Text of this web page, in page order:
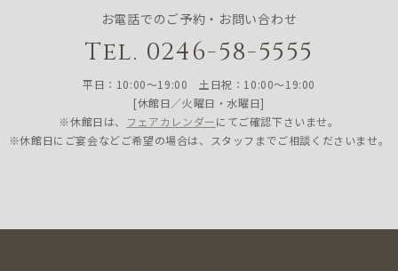
お電話でのご予約・お問い合わせ
Tel. 0246-58-5555
平日：10:00〜19:00 土日祝：10:00〜19:00
[休館日／火曜日・水曜日]
※休館日は、 フェアカレンダーにてご確認下さいませ。
※休館日にご宴会などご希望の場合は、スタッフまでご相談くださいませ。